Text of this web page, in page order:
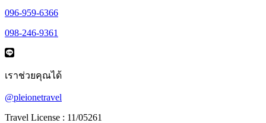
096-959-6366
098-246-9361
เราช่วยคุณได้
@pleionetravel
Travel License : 11/05261